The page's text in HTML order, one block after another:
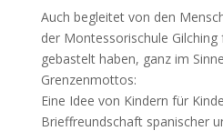
Auch begleitet von den
der Montessorischule Gilching
gebastelt haben, ganz im
Grenzenmottos:
Eine Idee von Kindern für
Brieffreundschaft spanischer